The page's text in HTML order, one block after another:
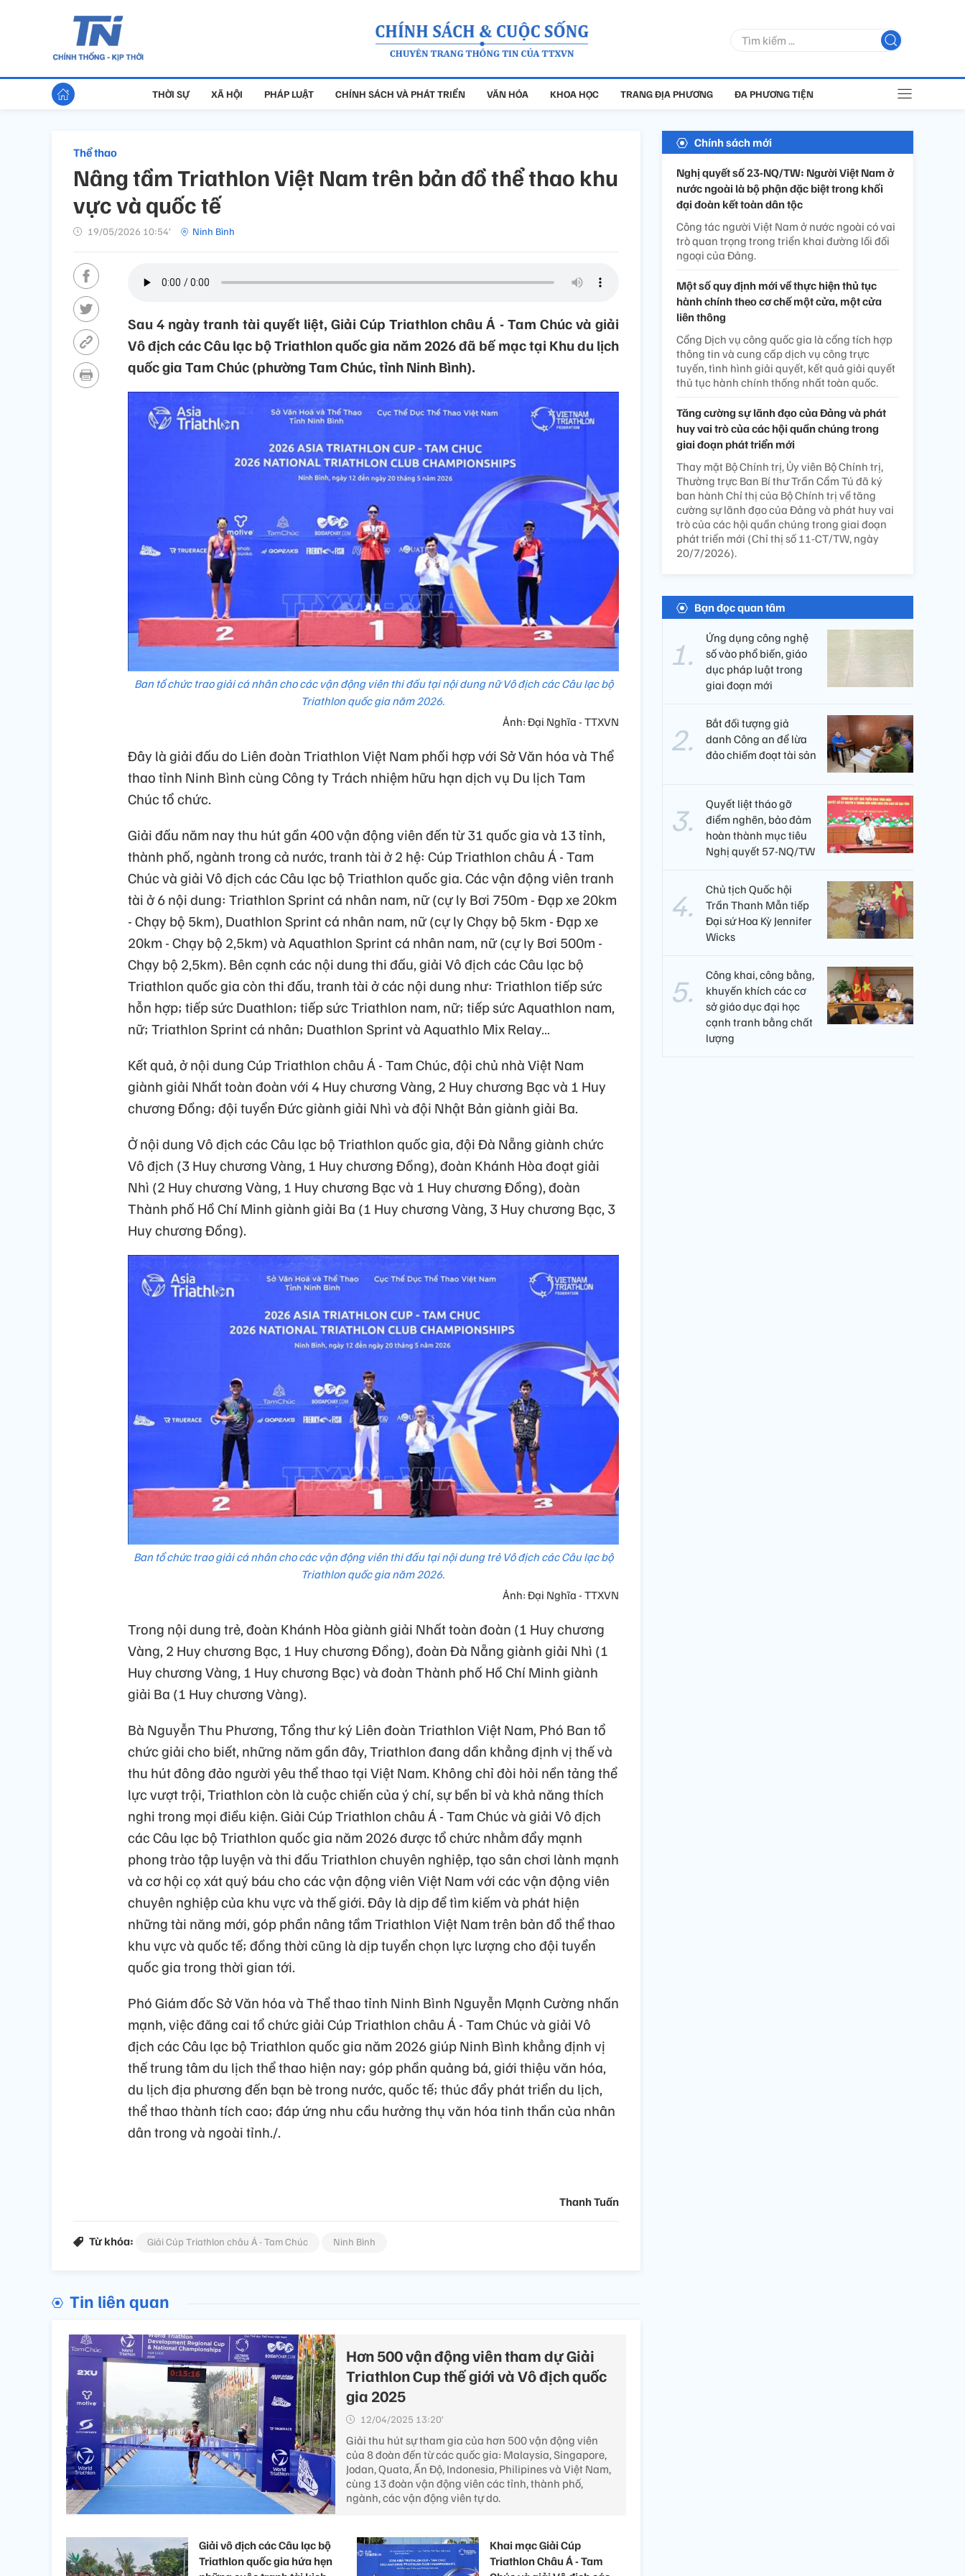
THỜI SỰ XÃ HỘI PHÁP LUẬT CHÍNH SÁCH VÀ PHÁT TRIỂN VĂN HÓA KHOA HỌC TRANG ĐỊA PHƯƠNG ĐA PHƯƠNG TIỆN
Thể thao
Nâng tầm Triathlon Việt Nam trên bản đồ thể thao khu
vực và quốc tế
19/05/2026 10:54’ Ninh Bình
Sau 4 ngày tranh tài quyết liệt, Giải Cúp Triathlon châu Á - Tam Chúc và giải
Vô địch các Câu lạc bộ Triathlon quốc gia năm 2026 đã bế mạc tại Khu du lịch
quốc gia Tam Chúc (phường Tam Chúc, tỉnh Ninh Bình).
Ban tổ chức trao giải cá nhân cho các vận động viên thi đấu tại nội dung nữ Vô địch các Câu lạc bộ
Triathlon quốc gia năm 2026.
Ảnh: Đại Nghĩa - TTXVN
Đây là giải đấu do Liên đoàn Triathlon Việt Nam phối hợp với Sở Văn hóa và Thể
thao tỉnh Ninh Bình cùng Công ty Trách nhiệm hữu hạn dịch vụ Du lịch Tam
Chúc tổ chức.
Giải đấu năm nay thu hút gần 400 vận động viên đến từ 31 quốc gia và 13 tỉnh,
thành phố, ngành trong cả nước, tranh tài ở 2 hệ: Cúp Triathlon châu Á - Tam
Chúc và giải Vô địch các Câu lạc bộ Triathlon quốc gia. Các vận động viên tranh
tài ở 6 nội dung: Triathlon Sprint cá nhân nam, nữ (cự ly Bơi 750m - Đạp xe 20km
- Chạy bộ 5km), Duathlon Sprint cá nhân nam, nữ (cự ly Chạy bộ 5km - Đạp xe
20km - Chạy bộ 2,5km) và Aquathlon Sprint cá nhân nam, nữ (cự ly Bơi 500m -
Chạy bộ 2,5km). Bên cạnh các nội dung thi đấu, giải Vô địch các Câu lạc bộ
Triathlon quốc gia còn thi đấu, tranh tài ở các nội dung như: Triathlon tiếp sức
hỗn hợp; tiếp sức Duathlon; tiếp sức Triathlon nam, nữ; tiếp sức Aquathlon nam,
nữ; Triathlon Sprint cá nhân; Duathlon Sprint và Aquathlo Mix Relay…
Kết quả, ở nội dung Cúp Triathlon châu Á - Tam Chúc, đội chủ nhà Việt Nam
giành giải Nhất toàn đoàn với 4 Huy chương Vàng, 2 Huy chương Bạc và 1 Huy
chương Đồng; đội tuyển Đức giành giải Nhì và đội Nhật Bản giành giải Ba.
Ở nội dung Vô địch các Câu lạc bộ Triathlon quốc gia, đội Đà Nẵng giành chức
Vô địch (3 Huy chương Vàng, 1 Huy chương Đồng), đoàn Khánh Hòa đoạt giải
Nhì (2 Huy chương Vàng, 1 Huy chương Bạc và 1 Huy chương Đồng), đoàn
Thành phố Hồ Chí Minh giành giải Ba (1 Huy chương Vàng, 3 Huy chương Bạc, 3
Huy chương Đồng).
Ban tổ chức trao giải cá nhân cho các vận động viên thi đấu tại nội dung trẻ Vô địch các Câu lạc bộ
Triathlon quốc gia năm 2026.
Ảnh: Đại Nghĩa - TTXVN
Trong nội dung trẻ, đoàn Khánh Hòa giành giải Nhất toàn đoàn (1 Huy chương
Vàng, 2 Huy chương Bạc, 1 Huy chương Đồng), đoàn Đà Nẵng giành giải Nhì (1
Huy chương Vàng, 1 Huy chương Bạc) và đoàn Thành phố Hồ Chí Minh giành
giải Ba (1 Huy chương Vàng).
Bà Nguyễn Thu Phương, Tổng thư ký Liên đoàn Triathlon Việt Nam, Phó Ban tổ
chức giải cho biết, những năm gần đây, Triathlon đang dần khẳng định vị thế và
thu hút đông đảo người yêu thể thao tại Việt Nam. Không chỉ đòi hỏi nền tảng thể
lực vượt trội, Triathlon còn là cuộc chiến của ý chí, sự bền bỉ và khả năng thích
nghi trong mọi điều kiện. Giải Cúp Triathlon châu Á - Tam Chúc và giải Vô địch
các Câu lạc bộ Triathlon quốc gia năm 2026 được tổ chức nhằm đẩy mạnh
phong trào tập luyện và thi đấu Triathlon chuyên nghiệp, tạo sân chơi lành mạnh
và cơ hội cọ xát quý báu cho các vận động viên Việt Nam với các vận động viên
chuyên nghiệp của khu vực và thế giới. Đây là dịp để tìm kiếm và phát hiện
những tài năng mới, góp phần nâng tầm Triathlon Việt Nam trên bản đồ thể thao
khu vực và quốc tế; đồng thời cũng là dịp tuyển chọn lực lượng cho đội tuyển
quốc gia trong thời gian tới.
Phó Giám đốc Sở Văn hóa và Thể thao tỉnh Ninh Bình Nguyễn Mạnh Cường nhấn
mạnh, việc đăng cai tổ chức giải Cúp Triathlon châu Á - Tam Chúc và giải Vô
địch các Câu lạc bộ Triathlon quốc gia năm 2026 giúp Ninh Bình khẳng định vị
thế trung tâm du lịch thể thao hiện nay; góp phần quảng bá, giới thiệu văn hóa,
du lịch địa phương đến bạn bè trong nước, quốc tế; thúc đẩy phát triển du lịch,
thể thao thành tích cao; đáp ứng nhu cầu hưởng thụ văn hóa tinh thần của nhân
dân trong và ngoài tỉnh./.
Thanh Tuấn
Từ khóa: Giải Cúp Triathlon châu Á - Tam Chúc Ninh Bình
Tin liên quan
Hơn 500 vận động viên tham dự Giải
Triathlon Cup thế giới và Vô địch quốc
gia 2025
12/04/2025 13:20’
Giải thu hút sự tham gia của hơn 500 vận động viên
của 8 đoàn đến từ các quốc gia: Malaysia, Singapore,
Jodan, Quata, Ấn Độ, Indonesia, Philipines và Việt Nam,
cùng 13 đoàn vận động viên các tỉnh, thành phố,
ngành, các vận động viên tự do.
Giải vô địch các Câu lạc bộ
Triathlon quốc gia hứa hẹn
Khai mạc Giải Cúp
Triathlon Châu Á - Tam
Chính sách mới
Nghị quyết số 23-NQ/TW: Người Việt Nam ở
nước ngoài là bộ phận đặc biệt trong khối
đại đoàn kết toàn dân tộc
Công tác người Việt Nam ở nước ngoài có vai
trò quan trọng trong triển khai đường lối đối
ngoại của Đảng.
Một số quy định mới về thực hiện thủ tục
hành chính theo cơ chế một cửa, một cửa
liên thông
Cổng Dịch vụ công quốc gia là cổng tích hợp
thông tin và cung cấp dịch vụ công trực
tuyến, tình hình giải quyết, kết quả giải quyết
thủ tục hành chính thống nhất toàn quốc.
Tăng cường sự lãnh đạo của Đảng và phát
huy vai trò của các hội quần chúng trong
giai đoạn phát triển mới
Thay mặt Bộ Chính trị, Ủy viên Bộ Chính trị,
Thường trực Ban Bí thư Trần Cẩm Tú đã ký
ban hành Chỉ thị của Bộ Chính trị về tăng
cường sự lãnh đạo của Đảng và phát huy vai
trò của các hội quần chúng trong giai đoạn
phát triển mới (Chỉ thị số 11-CT/TW, ngày
20/7/2026).
Bạn đọc quan tâm
Ứng dụng công nghệ
số vào phổ biến, giáo
dục pháp luật trong
giai đoạn mới
Bắt đối tượng giả
danh Công an để lừa
đảo chiếm đoạt tài sản
Quyết liệt tháo gỡ
điểm nghẽn, bảo đảm
hoàn thành mục tiêu
Nghị quyết 57-NQ/TW
Chủ tịch Quốc hội
Trần Thanh Mẫn tiếp
Đại sứ Hoa Kỳ Jennifer
Wicks
Công khai, công bằng,
khuyến khích các cơ
sở giáo dục đại học
cạnh tranh bằng chất
lượng​